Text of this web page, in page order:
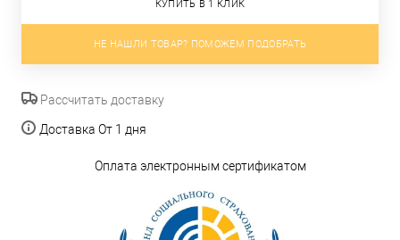
КУПИТЬ В 1 КЛИК
НЕ НАШЛИ ТОВАР? ПОМОЖЕМ ПОДОБРАТЬ
Рассчитать доставку
Доставка От 1 дня
Оплата электронным сертификатом